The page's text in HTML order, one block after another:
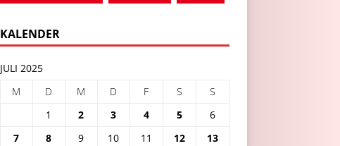
KALENDER
JULI 2025
M
D M D F S
S
1
2 3 4 5
6
7
8 9 10 11 12 13